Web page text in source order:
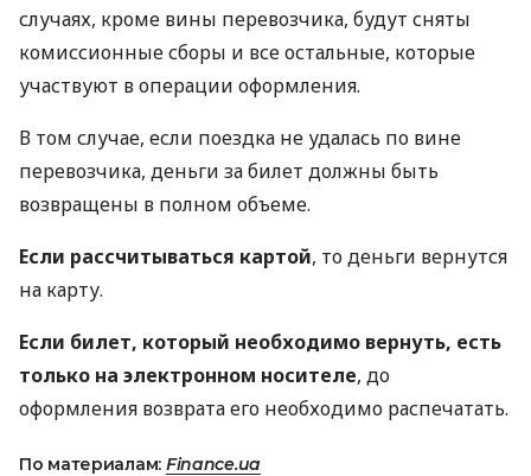
случаях, кроме вины перевозчика, будут сняты
комиссионные сборы и все остальные, которые
участвуют в операции оформления.
В том случае, если поездка не удалась по вине
перевозчика, деньги за билет должны быть
возвращены в полном объеме.
Если рассчитываться картой, то деньги вернутся
на карту.
Если билет, который необходимо вернуть, есть
только на электронном носителе, до
оформления возврата его необходимо распечатать.
По материалам: Finance.ua